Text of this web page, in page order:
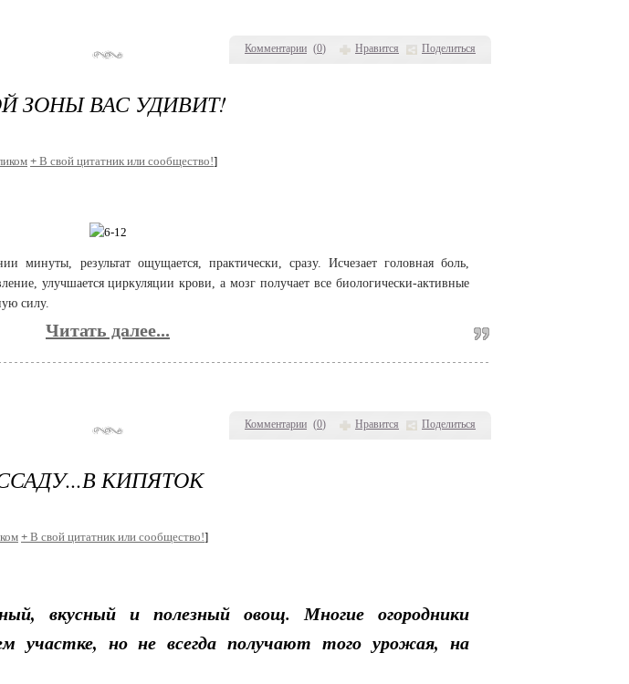
Комментарии (0) Нравится Поделиться
Комментарии (0) Нравится Поделиться
ЗОНЫ ВАС УДИВИТ!
+ В свой цитатник или сообщество!]
минуты, результат ощущается, практически, сразу. Исчезает головная боль,
улучшается циркуляции крови, а мозг получает все биологически-активные
силу.
Читать далее...
КИПЯТОК
+ В свой цитатник или сообщество!]
вкусный и полезный овощ. Многие огородники
участке, но не всегда получают того урожая, на